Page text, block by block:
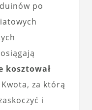
po
kosztował
Kwota, za którą
i